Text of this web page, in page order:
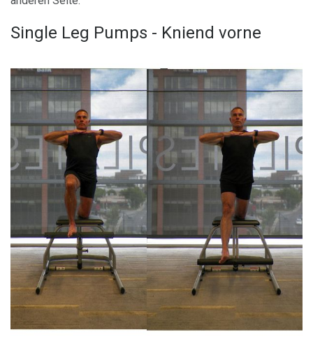
Single Leg Pumps - Kniend vorne